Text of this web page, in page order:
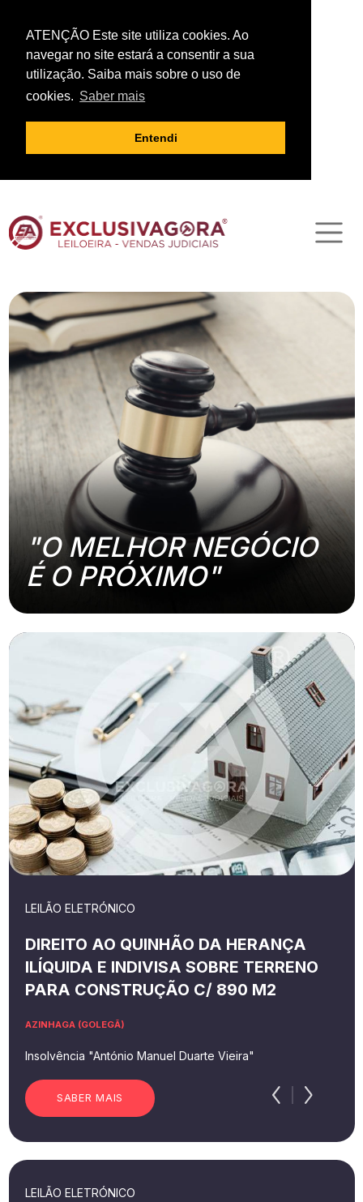
ATENÇÃO Este site utiliza cookies. Ao
navegar no site estará a consentir a sua
utilização. Saiba mais sobre o uso de
cookies. Saber mais
Entendi
"O MELHOR NEGÓCIO
É O PRÓXIMO"
LEILÃO ELETRÓNICO
DIREITO AO QUINHÃO DA HERANÇA
ILÍQUIDA E INDIVISA SOBRE TERRENO
PARA CONSTRUÇÃO C/ 890 M2
AZINHAGA (GOLEGÃ)
Insolvência "António Manuel Duarte Vieira"
SABER MAIS
LEILÃO ELETRÓNICO